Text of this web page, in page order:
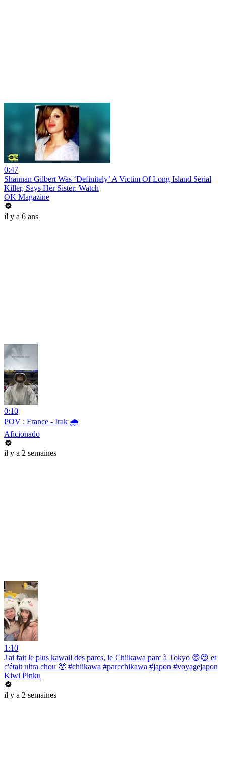
0:47
Shannan Gilbert Was ‘Definitely’ A Victim Of Long Island Serial
Killer, Says Her Sister: Watch
OK Magazine
il y a 6 ans
0:10
POV : France - Irak 🌧️
Aficionado
il y a 2 semaines
1:10
J'ai fait le plus kawaii des parcs, le Chiikawa parc à Tokyo 😍😍 et
c'était ultra chou 🥹 #chiikawa #parcchikawa #japon #voyagejapon
Kiwi Pinku
il y a 2 semaines